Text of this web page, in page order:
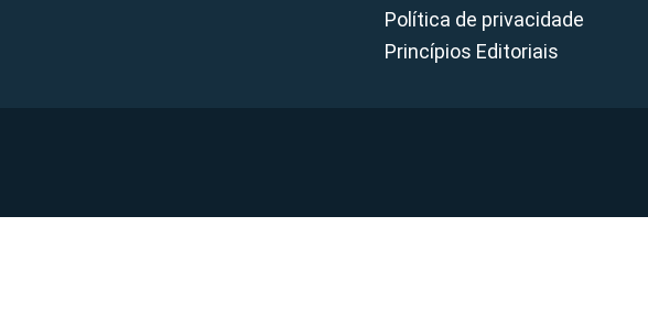
Política de privacidade
Princípios Editoriais